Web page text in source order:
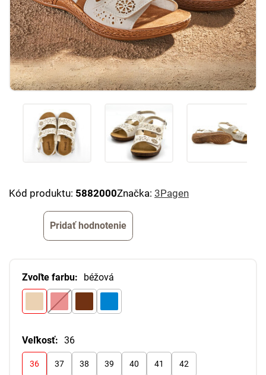
Kód produktu: 5882000Značka: 3Pagen
Pridať hodnotenie
Zvoľte farbu: béžová
Veľkosť: 36
36 37 38 39 40 41 42